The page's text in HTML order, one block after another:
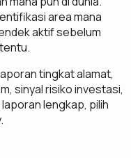
area mana
aktif sebelum
tingkat alamat,
sinyal risiko investasi,
lengkap, pilih